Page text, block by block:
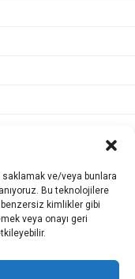
ve/veya bunlara
Bu teknolojilere
kimlikler gibi
veya onayı geri